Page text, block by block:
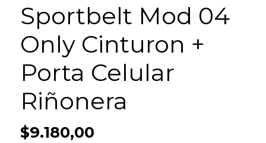
Sportbelt Mod 04
Only Cinturon +
Porta Celular
Riñonera
$9.180,00